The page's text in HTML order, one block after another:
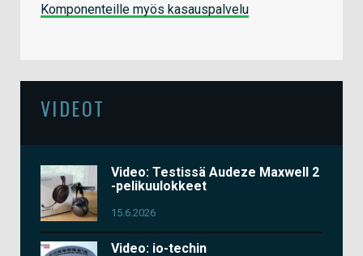
Komponenteille myös kasauspalvelu
VIDEOT
Video: Testissä Audeze Maxwell 2
-pelikuulokkeet
15.6.2026
Video: io-techin